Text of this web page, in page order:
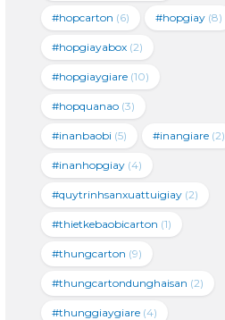
#hopcarton (6) #hopgiay (8)
#hopgiayabox (2)
#hopgiaygiare (10)
#hopquanao (3)
#inanbaobi (5) #inangiare (2)
#inanhopgiay (4)
#quytrinhsanxuattuigiay (2)
#thietkebaobicarton (1)
#thungcarton (9)
#thungcartondunghaisan (2)
#thunggiaygiare (4)